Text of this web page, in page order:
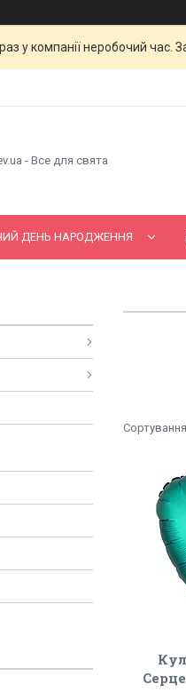
у компанії неробочий час.
- Все для свята
ДЕНЬ НАРОДЖЕННЯ